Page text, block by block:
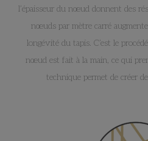
l’épaisseur du nœud donnent des
nœuds par mètre carré
longévité du tapis. C’est le
nœud est fait à la main, ce qui
technique permet de créer